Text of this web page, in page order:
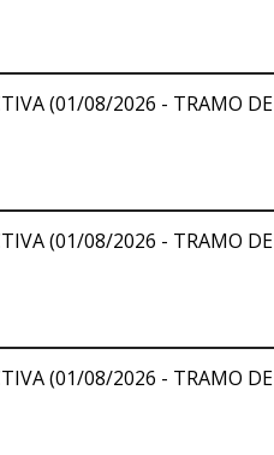
(01/08/2026 - TRAMO DE
(01/08/2026 - TRAMO DE
(01/08/2026 - TRAMO DE